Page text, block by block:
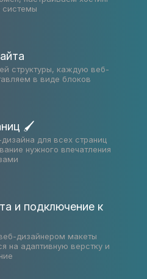
системы
структуры, каждую веб-
в виде блоков
🖌
для всех страниц
нужного впечатления
и подключение к
дизайнером макеты
на адаптивную верстку и